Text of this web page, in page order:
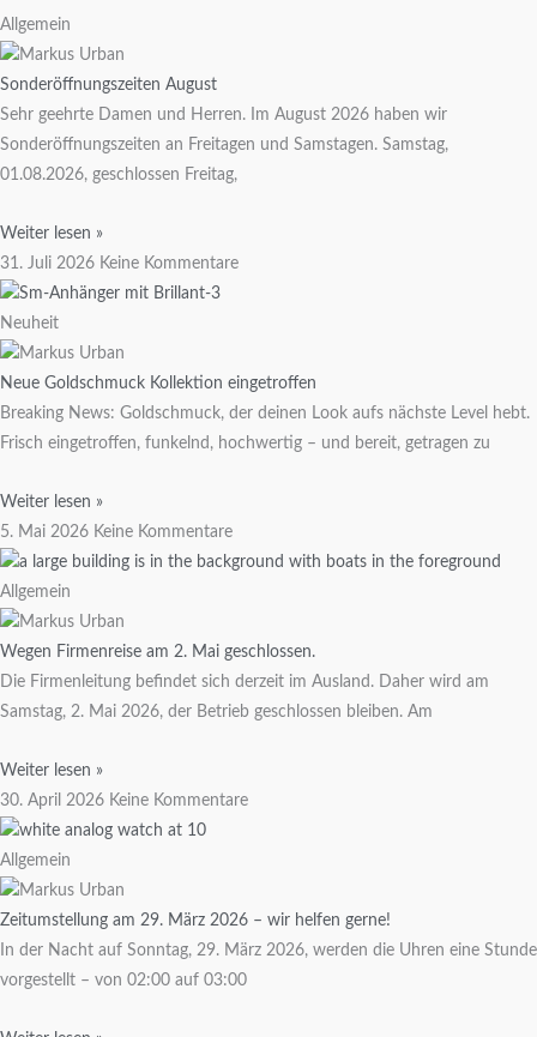
Allgemein
Sonderöffnungszeiten August
Sehr geehrte Damen und Herren. Im August 2026 haben wir
Sonderöffnungszeiten an Freitagen und Samstagen. Samstag,
01.08.2026, geschlossen Freitag,
Weiter lesen »
31. Juli 2026 Keine Kommentare
Neuheit
Neue Goldschmuck Kollektion eingetroffen
Breaking News: Goldschmuck, der deinen Look aufs nächste Level hebt.
Frisch eingetroffen, funkelnd, hochwertig – und bereit, getragen zu
Weiter lesen »
5. Mai 2026 Keine Kommentare
Allgemein
Wegen Firmenreise am 2. Mai geschlossen.
Die Firmenleitung befindet sich derzeit im Ausland. Daher wird am
Samstag, 2. Mai 2026, der Betrieb geschlossen bleiben. Am
Weiter lesen »
30. April 2026 Keine Kommentare
Allgemein
Zeitumstellung am 29. März 2026 – wir helfen gerne!
In der Nacht auf Sonntag, 29. März 2026, werden die Uhren eine Stunde
vorgestellt – von 02:00 auf 03:00